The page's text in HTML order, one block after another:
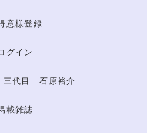
意様登録
グイン
三代目 石原裕介
載雑誌